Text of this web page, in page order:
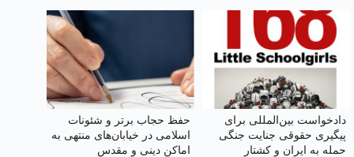
دادخواست بین‌المللی برای
پیگیری حقوقی جنایت جنگی
حمله به ایران و کشتار
حفظ حجاب برتر و شئونات
اسلامی در خیابان‌های منتهی به
اماکن دینی و مقدس